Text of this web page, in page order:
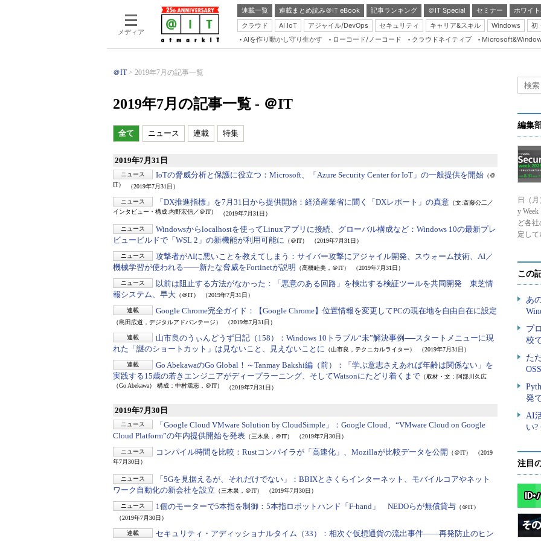
メディア
連載一覧 連載まとめ読み＠IT eBook 記事ランキング ＠IT Special セミナー
ホワイ
クラウド
AI IoT アジャイル/DevOps セキュリティ キャリア&スキル Windows
初
Server & Storage
Master of IP Network
Security & Trust
ブログ
AIを作り動かし守り生かす ローコード/ノーコード クラウドネイティブ
＠IT 2019年7月の記事一覧
2019年7月の記事一覧 - ＠IT
全て ニュース 連載 特集
2019年7月31日
ニュース IoTの脅威分析と保護に役立つ： Microsoft、「Azure Security Center for IoT」の一般提供を開始 （＠
IT） （2019年7月31日）
ニュース 「DX推進指標」を7月31日から提供開始： 経済産業省に聞く「DXレポート」の真意 （文:斎藤公二／
インタビュー・構成:内野宏信／＠IT） （2019年7月31日）
ニュース Windowsからlocalhostを使ってLinuxアプリに接続、グローバル構成など： Windows 10の最新プレ
ビュービルドで「WSL 2」の新機能が利用可能に （＠IT） （2019年7月31日）
ニュース 攻撃者がAIに悪いことを教えてしまう： サイバー攻撃にアジャイル開発、スウォーム技術、AI／
機械学習が使われる――新たな脅威をFortinetが説明
（高橋睦美，＠IT） （2019年7月31日）
ニュース 以前は阻止する方法がなかった：
「悪意のある回路」を検出する検証ツールを共同開発 東芝情
報システム、早大 （＠IT） （2019年7月31日）
連載 Google Chrome完全ガイド： 【Google Chrome】位置情報を変更してPCの現在地を自由自在に設定
（島田広道，デジタルアドバンテージ） （2019年7月31日）
連載 山市良のうぃんどうず日記（158）： Windows 10トラブル“未”解決事例──スタートメニューに現
れた「謎のショートカット」は見ないこと、見えないことに （山市良，テクニカルライター） （2019年7月31日）
連載 Go AbekawaのGo Global！～Tanmay Bakshi編（前）：
「学ぶ意志さえあれば年齢は関係ない」を
実践する15歳の若きエンジニアがディープラーニング、そしてWatsonにたどり着くまで （取材・文：阿部川久広
（Go Abekawa） 構成：中村篤志，＠IT） （2019年7月31日）
2019年7月30日
ニュース 「Google Cloud VMware Solution by CloudSimple」： Google Cloud、“VMware Cloud on Google
Cloud Platform”の年内提供開始を発表 （三木泉，＠IT） （2019年7月30日）
ニュース コンパイル時間を比較： Rustコンパイラが「高速化」、Mozillaが比較データを公開 （＠IT） （2019
年7月30日）
ニュース 「5Gを見据えるが、それだけでない」： BBIXとさくらインターネット、モバイルコアやネット
ワーク自動化の新会社を設立 （三木泉，＠IT） （2019年7月30日）
ニュース 1個のモーターで5本指を制御： 5本指ロボットハンド「F-hand」 NEDOらが無償貸与 （＠IT）
（2019年7月30日）
連載 セキュリティ・アディッショナルタイム（33）： 相次ぐ仮想通貨の流出事件――再発防止のヒン
編集
日（
y
ど各
定し
注目